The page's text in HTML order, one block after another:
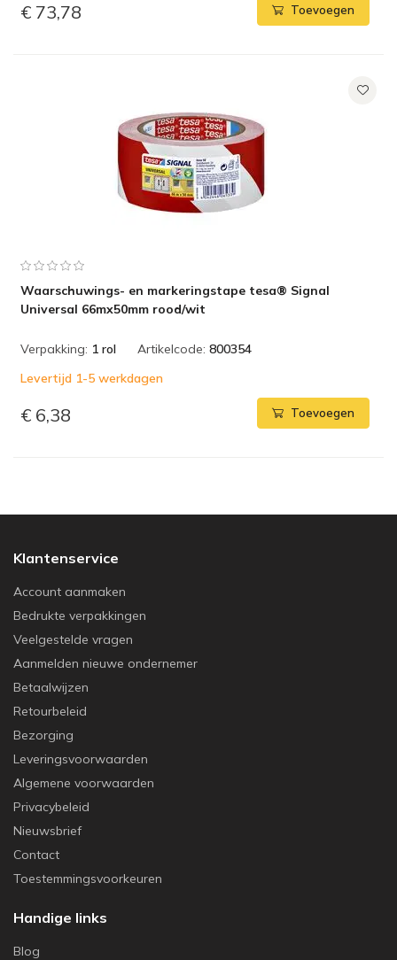
€ 73,78 Toevoegen
Waarschuwings- en markeringstape tesa® Signal
Universal 66mx50mm rood/wit
Verpakking: 1 rol Artikelcode: 800354
Levertijd 1-5 werkdagen
€ 6,38 Toevoegen
Klantenservice
Account aanmaken
Bedrukte verpakkingen
Veelgestelde vragen
Aanmelden nieuwe ondernemer
Betaalwijzen
Retourbeleid
Bezorging
Leveringsvoorwaarden
Algemene voorwaarden
Privacybeleid
Nieuwsbrief
Contact
Toestemmingsvoorkeuren
Handige links
Blog